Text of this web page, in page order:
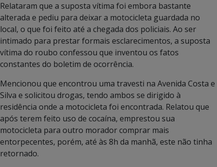
Relataram que a suposta vítima foi embora bastante
alterada e pediu para deixar a motocicleta guardada no
local, o que foi feito até a chegada dos policiais. Ao ser
intimado para prestar formais esclarecimentos, a suposta
vítima do roubo confessou que inventou os fatos
constantes do boletim de ocorrência.
Mencionou que encontrou uma travesti na Avenida Costa e
Silva e solicitou drogas, tendo ambos se dirigido à
residência onde a motocicleta foi encontrada. Relatou que
após terem feito uso de cocaína, emprestou sua
motocicleta para outro morador comprar mais
entorpecentes, porém, até às 8h da manhã, este não tinha
retornado.